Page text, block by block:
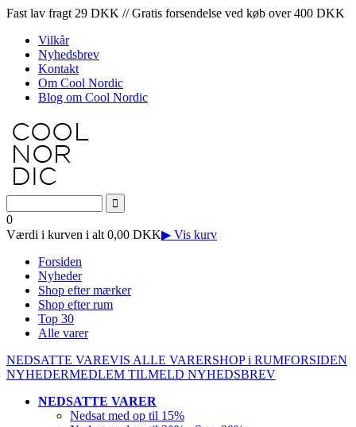
Fast lav fragt 29 DKK // Gratis forsendelse ved køb over 400 DKK
Vilkår
Nyhedsbrev
Kontakt
Om Cool Nordic
Blog om Cool Nordic
0
Værdi i kurven i alt 0,00 DKK▶ Vis kurv
Forsiden
Nyheder
Shop efter mærker
Shop efter rum
Top 30
Alle varer
NEDSATTE VAREVIS ALLE VARERSHOP i RUMFORSIDEN
NYHEDERMEDLEM TILMELD NYHEDSBREV
NEDSATTE VARER
Nedsat med op til 15%